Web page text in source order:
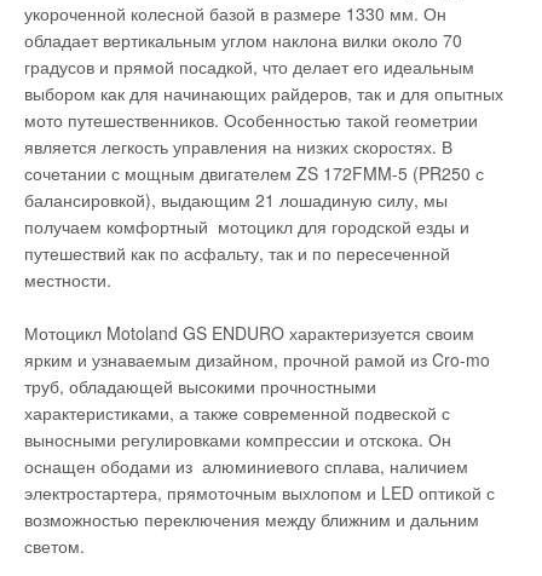
укороченной колесной базой в размере 1330 мм. Он
обладает вертикальным углом наклона вилки около 70
градусов и прямой посадкой, что делает его идеальным
выбором как для начинающих райдеров, так и для опытных
мото путешественников. Особенностью такой геометрии
является легкость управления на низких скоростях. В
сочетании с мощным двигателем ZS 172FMM-5 (PR250 с
балансировкой), выдающим 21 лошадиную силу, мы
получаем комфортный мотоцикл для городской езды и
путешествий как по асфальту, так и по пересеченной
местности.
Мотоцикл Motoland GS ENDURO характеризуется своим
ярким и узнаваемым дизайном, прочной рамой из Cro-mo
труб, обладающей высокими прочностными
характеристиками, а также современной подвеской с
выносными регулировками компрессии и отскока. Он
оснащен ободами из алюминиевого сплава, наличием
электростартера, прямоточным выхлопом и LED оптикой с
возможностью переключения между ближним и дальним
светом.